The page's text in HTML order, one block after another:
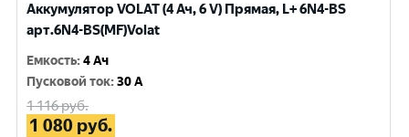
Аккумулятор VOLAT (4 Ач, 6 V) Прямая, L+ 6N4-BS
арт.6N4-BS(MF)Volat
Емкость:4 Ач
Пусковой ток:30 A
1 116руб.
1 080 руб.